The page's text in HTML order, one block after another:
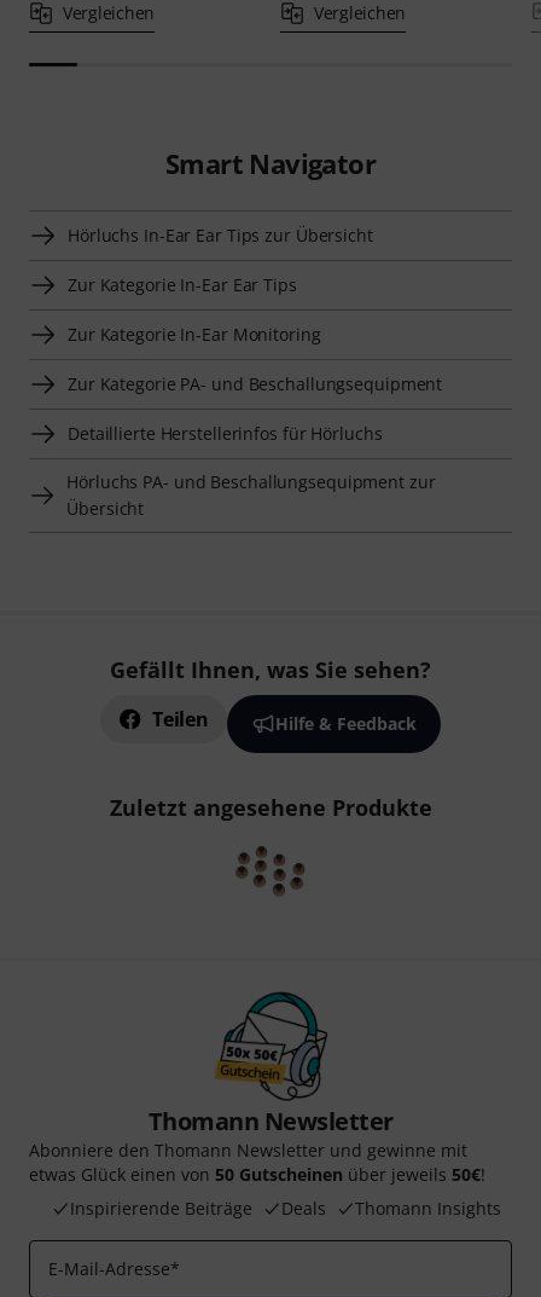
Vergleichen Vergleichen
Smart Navigator
Hörluchs In-Ear Ear Tips zur Übersicht
Zur Kategorie In-Ear Ear Tips
Zur Kategorie In-Ear Monitoring
Zur Kategorie PA- und Beschallungsequipment
Detaillierte Herstellerinfos für Hörluchs
Hörluchs PA- und Beschallungsequipment zur
Übersicht
Gefällt Ihnen, was Sie sehen?
Teilen Hilfe & Feedback
Zuletzt angesehene Produkte
Thomann Newsletter
Abonniere den Thomann Newsletter und gewinne mit
etwas Glück einen von 50 Gutscheinen über jeweils 50€!
Inspirierende Beiträge
Deals Thomann Insights
E-Mail-Adresse*